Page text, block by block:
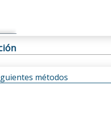
métodos